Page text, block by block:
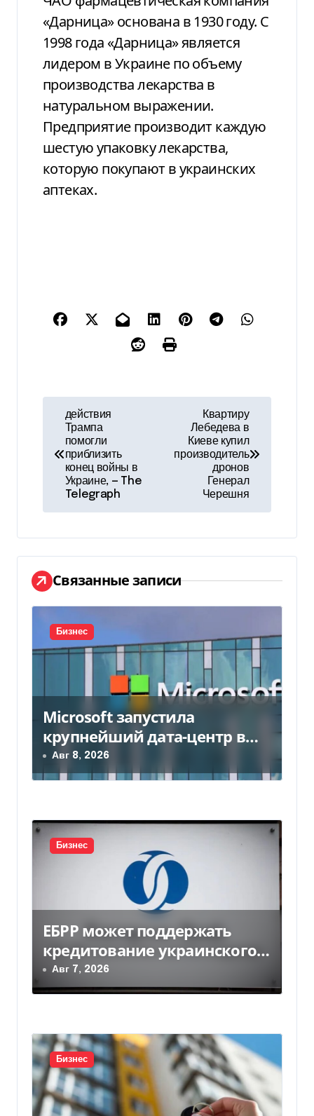
«Дарница» основана в 1930 году. С
1998 года «Дарница» является
лидером в Украине по объему
производства лекарства в
натуральном выражении.
Предприятие производит каждую
шестую упаковку лекарства,
которую покупают в украинских
аптеках.
а
ц
и
я
о
з
а
п
и
с
действия
Трампа
помогли
приблизить
конец войны в
Украине, — The
Telegraph
Квартиру
Лебедева в
Киеве купил
производитель
дронов
Генерал
Черешня
Связанные записи
Бизнес
Microsoft запустила
крупнейший дата-центр в
Индии за $20,5 миллиарда
Авг 8, 2026
Бизнес
ЕБРР может поддержать
кредитование украинского
бизнеса на 300 млн евро —
Delo.ua
Авг 7, 2026
Бизнес